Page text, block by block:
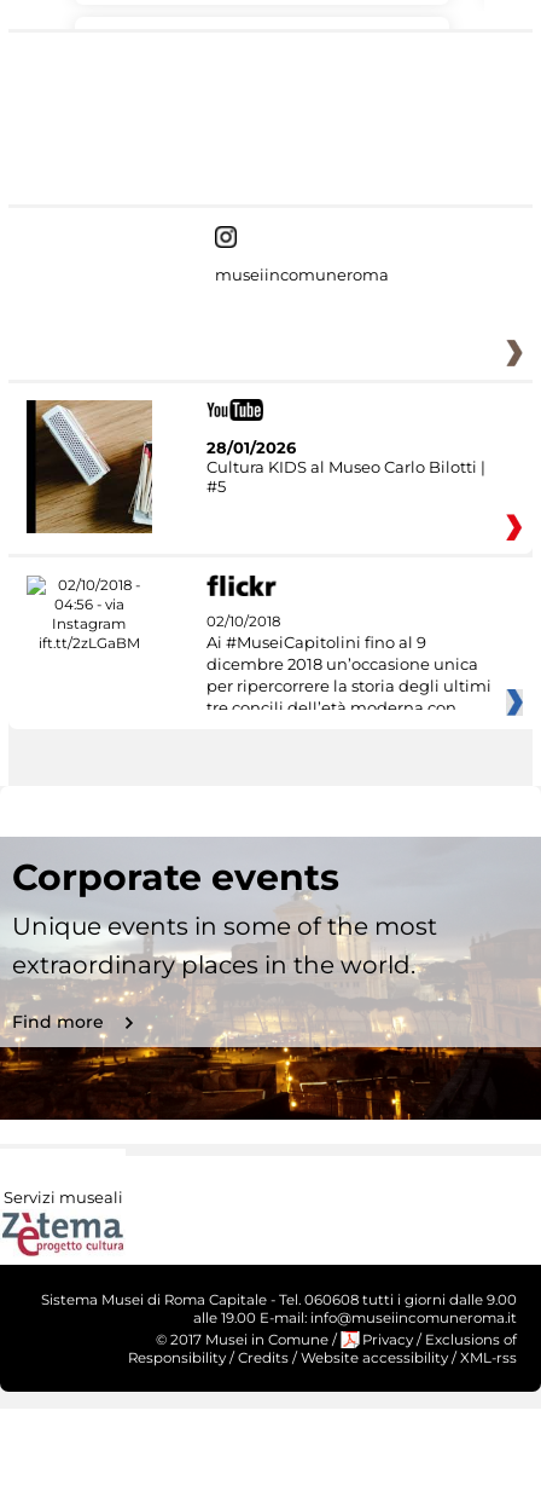
museiincomuneroma
28/01/2026
Cultura KIDS al Museo Carlo Bilotti |
#5
02/10/2018
Ai #MuseiCapitolini fino al 9
dicembre 2018 un’occasione unica
per ripercorrere la storia degli ultimi
tre concili dell’età moderna con
Corporate events
Unique events in some of the most
extraordinary places in the world.
Find more
Servizi museali
Sistema Musei di Roma Capitale - Tel. 060608 tutti i giorni dalle 9.00
alle 19.00 E-mail: info@museiincomuneroma.it
© 2017 Musei in Comune / Privacy / Exclusions of
Responsibility /Credits /Website accessibility /XML-rss